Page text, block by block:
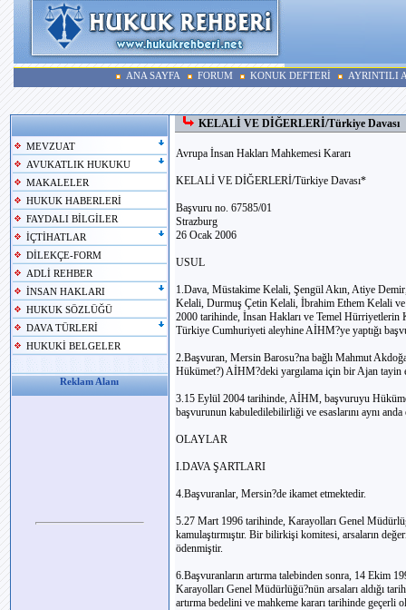
ANA SAYFA FORUM KONUK DEFTERİ AYRINTILI
MEVZUAT
AVUKATLIK HUKUKU
MAKALELER
HUKUK HABERLERİ
FAYDALI BİLGİLER
İÇTİHATLAR
DİLEKÇE-FORM
ADLİ REHBER
İNSAN HAKLARI
HUKUK SÖZLÜĞÜ
DAVA TÜRLERİ
HUKUKİ BELGELER
Reklam Alanı
KELALİ VE DİĞERLERİ/Türkiye Davası
Avrupa İnsan Hakları Mahkemesi Kararı
KELALİ VE DİĞERLERİ/Türkiye Davası*
Başvuru no. 67585/01
Strazburg
26 Ocak 2006
USUL
1.Dava, Müstakime Kelali, Şengül Akın, Atiye
Kelali, Durmuş Çetin Kelali, İbrahim Ethem Kelali ve
2000 tarihinde, İnsan Hakları ve Temel Hürriyetlerin
Türkiye Cumhuriyeti aleyhine AİHM?ye yaptığı
2.Başvuran, Mersin Barosu?na bağlı Mahmut
Hükümet?) AİHM?deki yargılama için bir Ajan tayin
3.15 Eylül 2004 tarihinde, AİHM, başvuruyu
başvurunun kabuledilebilirliği ve esaslarını aynı
OLAYLAR
I.DAVA ŞARTLARI
4.Başvuranlar, Mersin?de ikamet etmektedir.
5.27 Mart 1996 tarihinde, Karayolları Genel
kamulaştırmıştır. Bir bilirkişi komitesi, arsaların
ödenmiştir.
6.Başvuranların artırma talebinden sonra, 14 Ekim
Karayolları Genel Müdürlüğü?nün arsaları aldığı
artırma bedelini ve mahkeme kararı tarihinde geçerli